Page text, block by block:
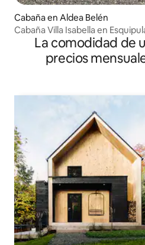
Cabaña en Aldea Belén
Cabaña Villa Isabella en
La comodidad de
precios